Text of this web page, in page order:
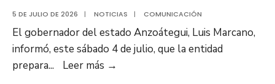
5 DE JULIO DE 2026 | NOTICIAS | COMUNICACIÓN
El gobernador del estado Anzoátegui, Luis Marcano,
informó, este sábado 4 de julio, que la entidad
prepara... Leer más →